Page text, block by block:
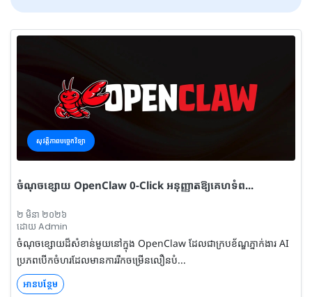
សុវត្តិភាពបច្ចេកវិទ្យា
ចំណុចខ្សោយ OpenClaw 0-Click អនុញ្ញាតឱ្យគេហទំព...
២ មិនា ២០២៦
ដោយ Admin
ចំណុចខ្សោយដ៏សំខាន់មួយនៅក្នុង OpenClaw ដែលជាក្របខ័ណ្ឌភ្នាក់ងារ AI
ប្រភពបើកចំហរដែលមានការរីកចម្រើនលឿនបំ...
អានបន្ថែម